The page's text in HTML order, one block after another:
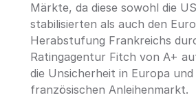
Märkte, da diese sowohl die
stabilisierten als auch den
Herabstufung Frankreichs
Ratingagentur Fitch von A+
die Unsicherheit in Europa
französischen Anleihenmarkt.